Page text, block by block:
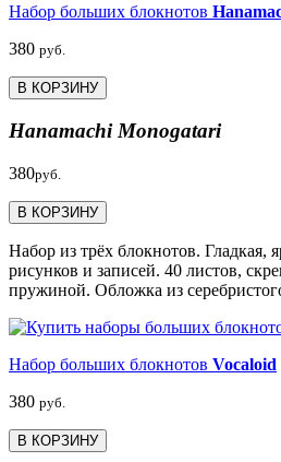
Набор больших блокнотов
380 руб.
В КОРЗИНУ
Hanamachi Monogatari
380руб.
В КОРЗИНУ
Набор из трёх блокнотов. Гладкая,
рисунков и записей. 40 листов,
пружиной. Обложка из
Набор больших блокнотов Vocaloid
380 руб.
В КОРЗИНУ